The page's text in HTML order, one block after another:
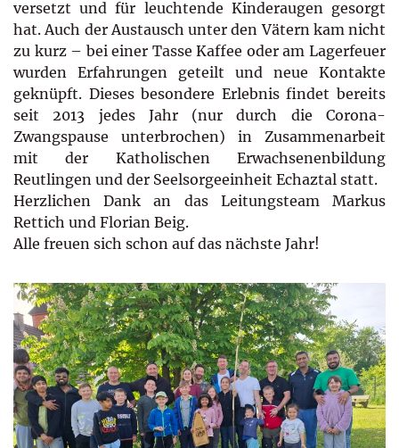
versetzt und für leuchtende Kinderaugen gesorgt
hat. Auch der Austausch unter den Vätern kam nicht
zu kurz – bei einer Tasse Kaffee oder am Lagerfeuer
wurden Erfahrungen geteilt und neue Kontakte
geknüpft. Dieses besondere Erlebnis findet bereits
seit 2013 jedes Jahr (nur durch die Corona-
Zwangspause unterbrochen) in Zusammenarbeit
mit der Katholischen Erwachsenenbildung
Reutlingen und der Seelsorgeeinheit Echaztal statt.
Herzlichen Dank an das Leitungsteam Markus
Rettich und Florian Beig.
Alle freuen sich schon auf das nächste Jahr!